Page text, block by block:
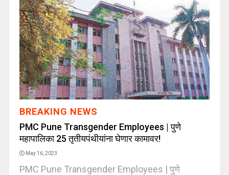
BREAKING NEWS
PMC Pune Transgender Employees | पुणे
महापालिका 25 तृतीयपंथीयांना घेणार कामावर!
May 16, 2023
PMC Pune Transgender Employees | पुणे